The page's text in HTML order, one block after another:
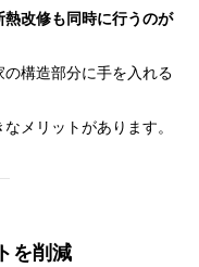
熱改修も同時に行うのが
構造部分に手を入れる
メリットがあります。
を削減